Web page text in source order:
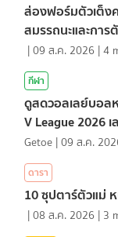
ส่องฟอร์มตัวเต็ง
สมรรถนะและการ
|09 ส.ค. 2026 |4
กีฬา
ดูสดวอลเลย์บอล
V League 2026
Getoe |09 ส.ค.
ดารา
10 ซุปตาร์ตัวแม่
|08 ส.ค. 2026 | 3